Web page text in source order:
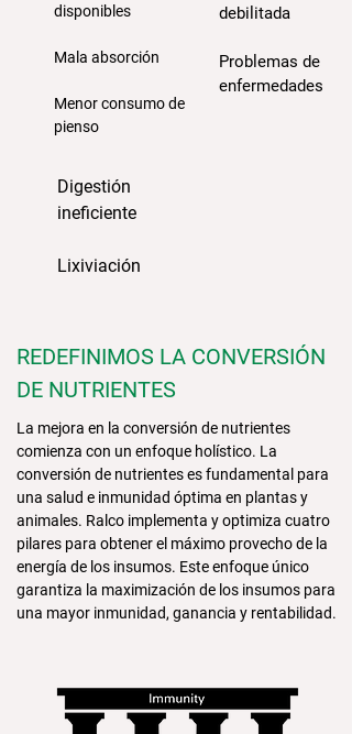
disponibles
Mala absorción
Menor consumo de
pienso
debilitada
Problemas de
enfermedades
Digestión
ineficiente
Lixiviación
REDEFINIMOS LA CONVERSIÓN
DE NUTRIENTES
La mejora en la conversión de nutrientes
comienza con un enfoque holístico. La
conversión de nutrientes es fundamental para
una salud e inmunidad óptima en plantas y
animales. Ralco implementa y optimiza cuatro
pilares para obtener el máximo provecho de la
energía de los insumos. Este enfoque único
garantiza la maximización de los insumos para
una mayor inmunidad, ganancia y rentabilidad.